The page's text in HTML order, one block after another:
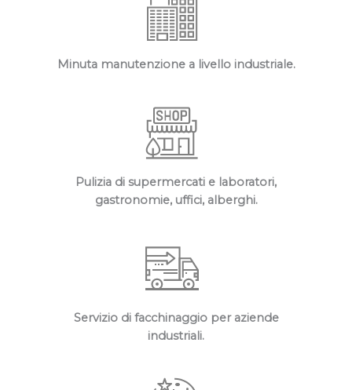
Minuta manutenzione a livello industriale​.
Pulizia di supermercati e laboratori,
gastronomie, uffici, alberghi​.
Servizio di facchinaggio per aziende
industriali​.